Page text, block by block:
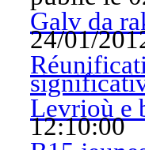
Galv da
24/01/
Levrioù e
12:10:00